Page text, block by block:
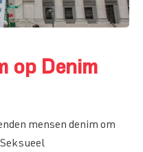
op Denim
mensen denim om